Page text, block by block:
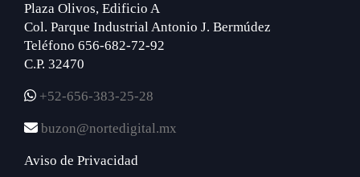
Plaza Olivos, Edificio A
Col. Parque Industrial Antonio J. Bermúdez
Teléfono 656-682-72-92
C.P. 32470
+52-656-383-25-28
buzon@nortedigital.mx
Aviso de Privacidad